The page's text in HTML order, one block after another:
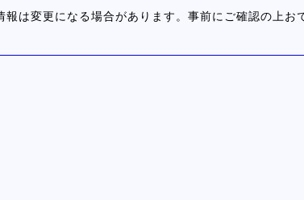
は変更になる場合があります。事前にご確認の上お